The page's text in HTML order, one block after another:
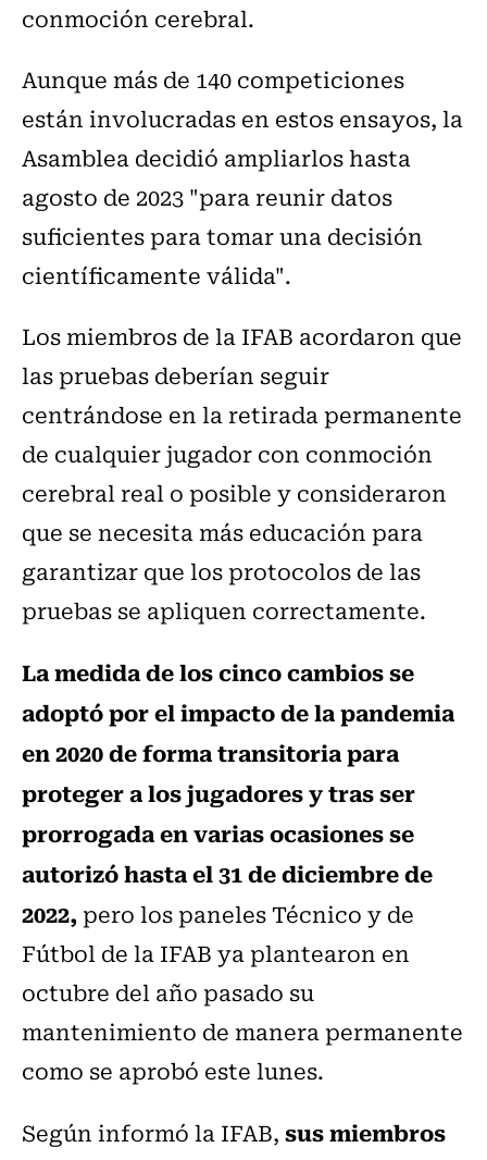
conmoción cerebral.
Aunque más de 140 competiciones
están involucradas en estos ensayos, la
Asamblea decidió ampliarlos hasta
agosto de 2023 "para reunir datos
suficientes para tomar una decisión
científicamente válida".
Los miembros de la IFAB acordaron que
las pruebas deberían seguir
centrándose en la retirada permanente
de cualquier jugador con conmoción
cerebral real o posible y consideraron
que se necesita más educación para
garantizar que los protocolos de las
pruebas se apliquen correctamente.
La medida de los cinco cambios se
adoptó por el impacto de la pandemia
en 2020 de forma transitoria para
proteger a los jugadores y tras ser
prorrogada en varias ocasiones se
autorizó hasta el 31 de diciembre de
2022,pero los paneles Técnico y de
Fútbol de la IFAB ya plantearon en
octubre del año pasado su
mantenimiento de manera permanente
como se aprobó este lunes.
Según informó la IFAB,sus miembros